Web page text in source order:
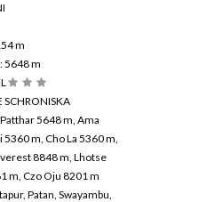
m
5648 m
SCHRONISKA
5648 m, Ama
5360 m, Cho La 5360 m,
8848 m, Lhotse
m, Czo Oju 8201 m
Patan, Swayambu,